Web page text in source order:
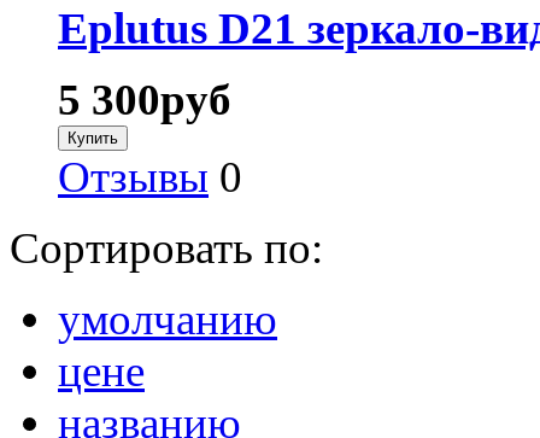
Eplutus D21 зеркало-
5 300руб
Отзывы 0
Сортировать по:
умолчанию
цене
названию